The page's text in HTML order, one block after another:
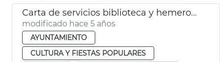
Carta de servicios biblioteca y hemeroteca
modificado hace 5 años
AYUNTAMIENTO
CULTURA Y FIESTAS POPULARES